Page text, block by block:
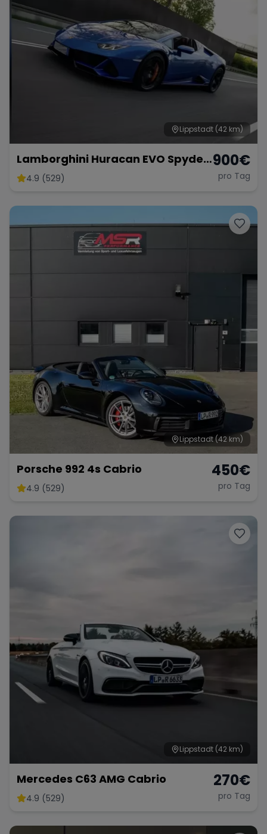
Tesla Chevrolet Dodge
Bugatti Lotus Maserati
Range Rover Corvette
Lippstadt (42 km)
Lamborghini Huracan EVO Spyder
non OPF
4.9 (529)
900€
pro Tag
Lippstadt(42 km)
Porsche 992 4s Cabrio
4.9 (529)
450€
pro Tag
Lippstadt (42 km)
Mercedes C63 AMG Cabrio
4.9 (529)
270€
pro Tag